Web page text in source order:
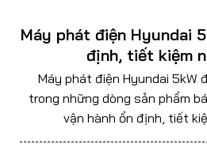
Máy phát điện Hyundai
định, tiết kiệm
Máy phát điện Hyundai 5kW
trong những dòng sản phẩm
vận hành ổn định, tiết